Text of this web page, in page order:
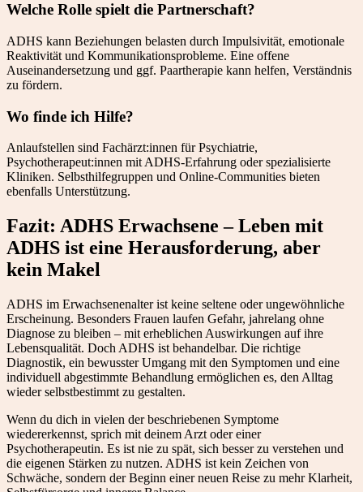
Welche Rolle spielt die Partnerschaft?
ADHS kann Beziehungen belasten durch Impulsivität, emotionale
Reaktivität und Kommunikationsprobleme. Eine offene
Auseinandersetzung und ggf. Paartherapie kann helfen, Verständnis
zu fördern.
Wo finde ich Hilfe?
Anlaufstellen sind Fachärzt:innen für Psychiatrie,
Psychotherapeut:innen mit ADHS-Erfahrung oder spezialisierte
Kliniken. Selbsthilfegruppen und Online-Communities bieten
ebenfalls Unterstützung.
Fazit: ADHS Erwachsene – Leben mit
ADHS ist eine Herausforderung, aber
kein Makel
ADHS im Erwachsenenalter ist keine seltene oder ungewöhnliche
Erscheinung. Besonders Frauen laufen Gefahr, jahrelang ohne
Diagnose zu bleiben – mit erheblichen Auswirkungen auf ihre
Lebensqualität. Doch ADHS ist behandelbar. Die richtige
Diagnostik, ein bewusster Umgang mit den Symptomen und eine
individuell abgestimmte Behandlung ermöglichen es, den Alltag
wieder selbstbestimmt zu gestalten.
Wenn du dich in vielen der beschriebenen Symptome
wiedererkennst, sprich mit deinem Arzt oder einer
Psychotherapeutin. Es ist nie zu spät, sich besser zu verstehen und
die eigenen Stärken zu nutzen. ADHS ist kein Zeichen von
Schwäche, sondern der Beginn einer neuen Reise zu mehr Klarheit,